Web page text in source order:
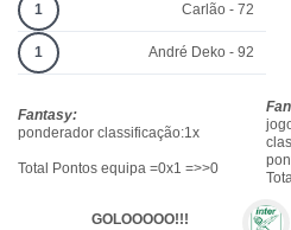
1 Carlão - 72
1 André Deko - 92
Fantasy:
ponderador classificação:1x
Total Pontos equipa =0x1 =>>0
GOLOOOOO!!!